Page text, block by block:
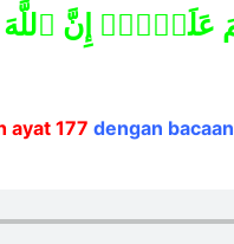
عَلَيۡهِۚ إِنَّ
ayat 177 dengan